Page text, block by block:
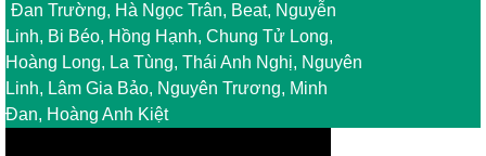
Đan Trường, Hà Ngọc Trân, Beat, Nguyễn
Linh, Bi Béo, Hồng Hạnh, Chung Tử Long,
Hoàng Long, La Tùng, Thái Anh Nghị, Nguyên
Linh, Lâm Gia Bảo, Nguyên Trương, Minh
Đan, Hoàng Anh Kiệt